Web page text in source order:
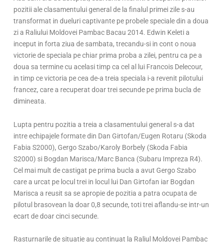
pozitii ale clasamentului general de la finalul primei zile s-au
transformat in dueluri captivante pe probele speciale din a doua
zi a Raliului Moldovei Pambac Bacau 2014. Edwin Keleti a
inceput in forta ziua de sambata, trecandu-si in cont o noua
victorie de speciala pe chiar prima proba a zilei, pentru ca pe a
doua sa termine cu acelasi timp ca cel al lui Francois Delecour,
in timp ce victoria pe cea de-a treia speciala i-a revenit pilotului
francez, care a recuperat doar trei secunde pe prima bucla de
dimineata.
Lupta pentru pozitia a treia a clasamentului general s-a dat
intre echipajele formate din Dan Girtofan/Eugen Rotaru (Skoda
Fabia S2000), Gergo Szabo/Karoly Borbely (Skoda Fabia
S2000) si Bogdan Marisca/Marc Banca (Subaru Impreza R4).
Cel mai mult de castigat pe prima bucla a avut Gergo Szabo
care a urcat pe locul trei in locul lui Dan Girtofan iar Bogdan
Marisca a reusit sa se apropie de pozitia a patra ocupata de
pilotul brasovean la doar 0,8 secunde, toti trei aflandu-se intr-un
ecart de doar cinci secunde.
Rasturnarile de situatie au continuat la Raliul Moldovei Pambac